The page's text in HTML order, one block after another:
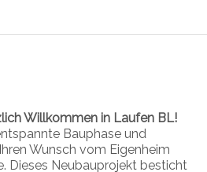
Willkommen in Laufen BL!
Bauphase und
Wunsch vom Eigenheim
Dieses Neubauprojekt besticht